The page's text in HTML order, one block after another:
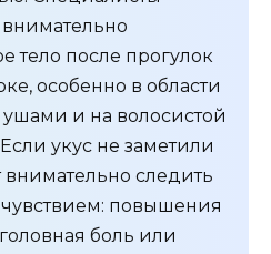
тело после прогулок
особенно в области
и на волосистой
укус не заметили
внимательно следить
повышения
боль или